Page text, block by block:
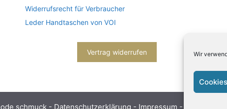
Wir
Widerrufsrecht für Verbraucher
Leder Handtaschen von VOI
Vertrag widerrufen
schmuck - Datenschutzerklärung - Impressum - Bitte